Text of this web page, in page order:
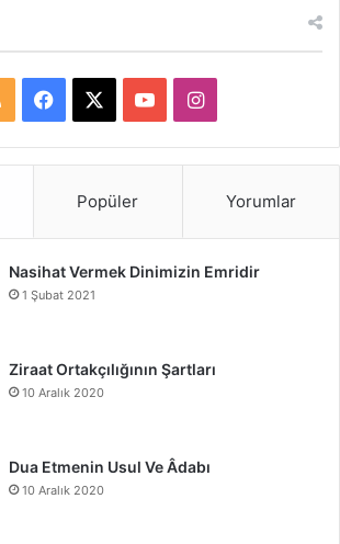
S
a
b
o
o
u
e
I
n
a
r
Popüler Yorumlar
Nasihat Vermek Dinimizin Emridir
1 Şubat 2021
Ziraat Ortakçılığının Şartları
10 Aralık 2020
Dua Etmenin Usul Ve Âdabı
10 Aralık 2020